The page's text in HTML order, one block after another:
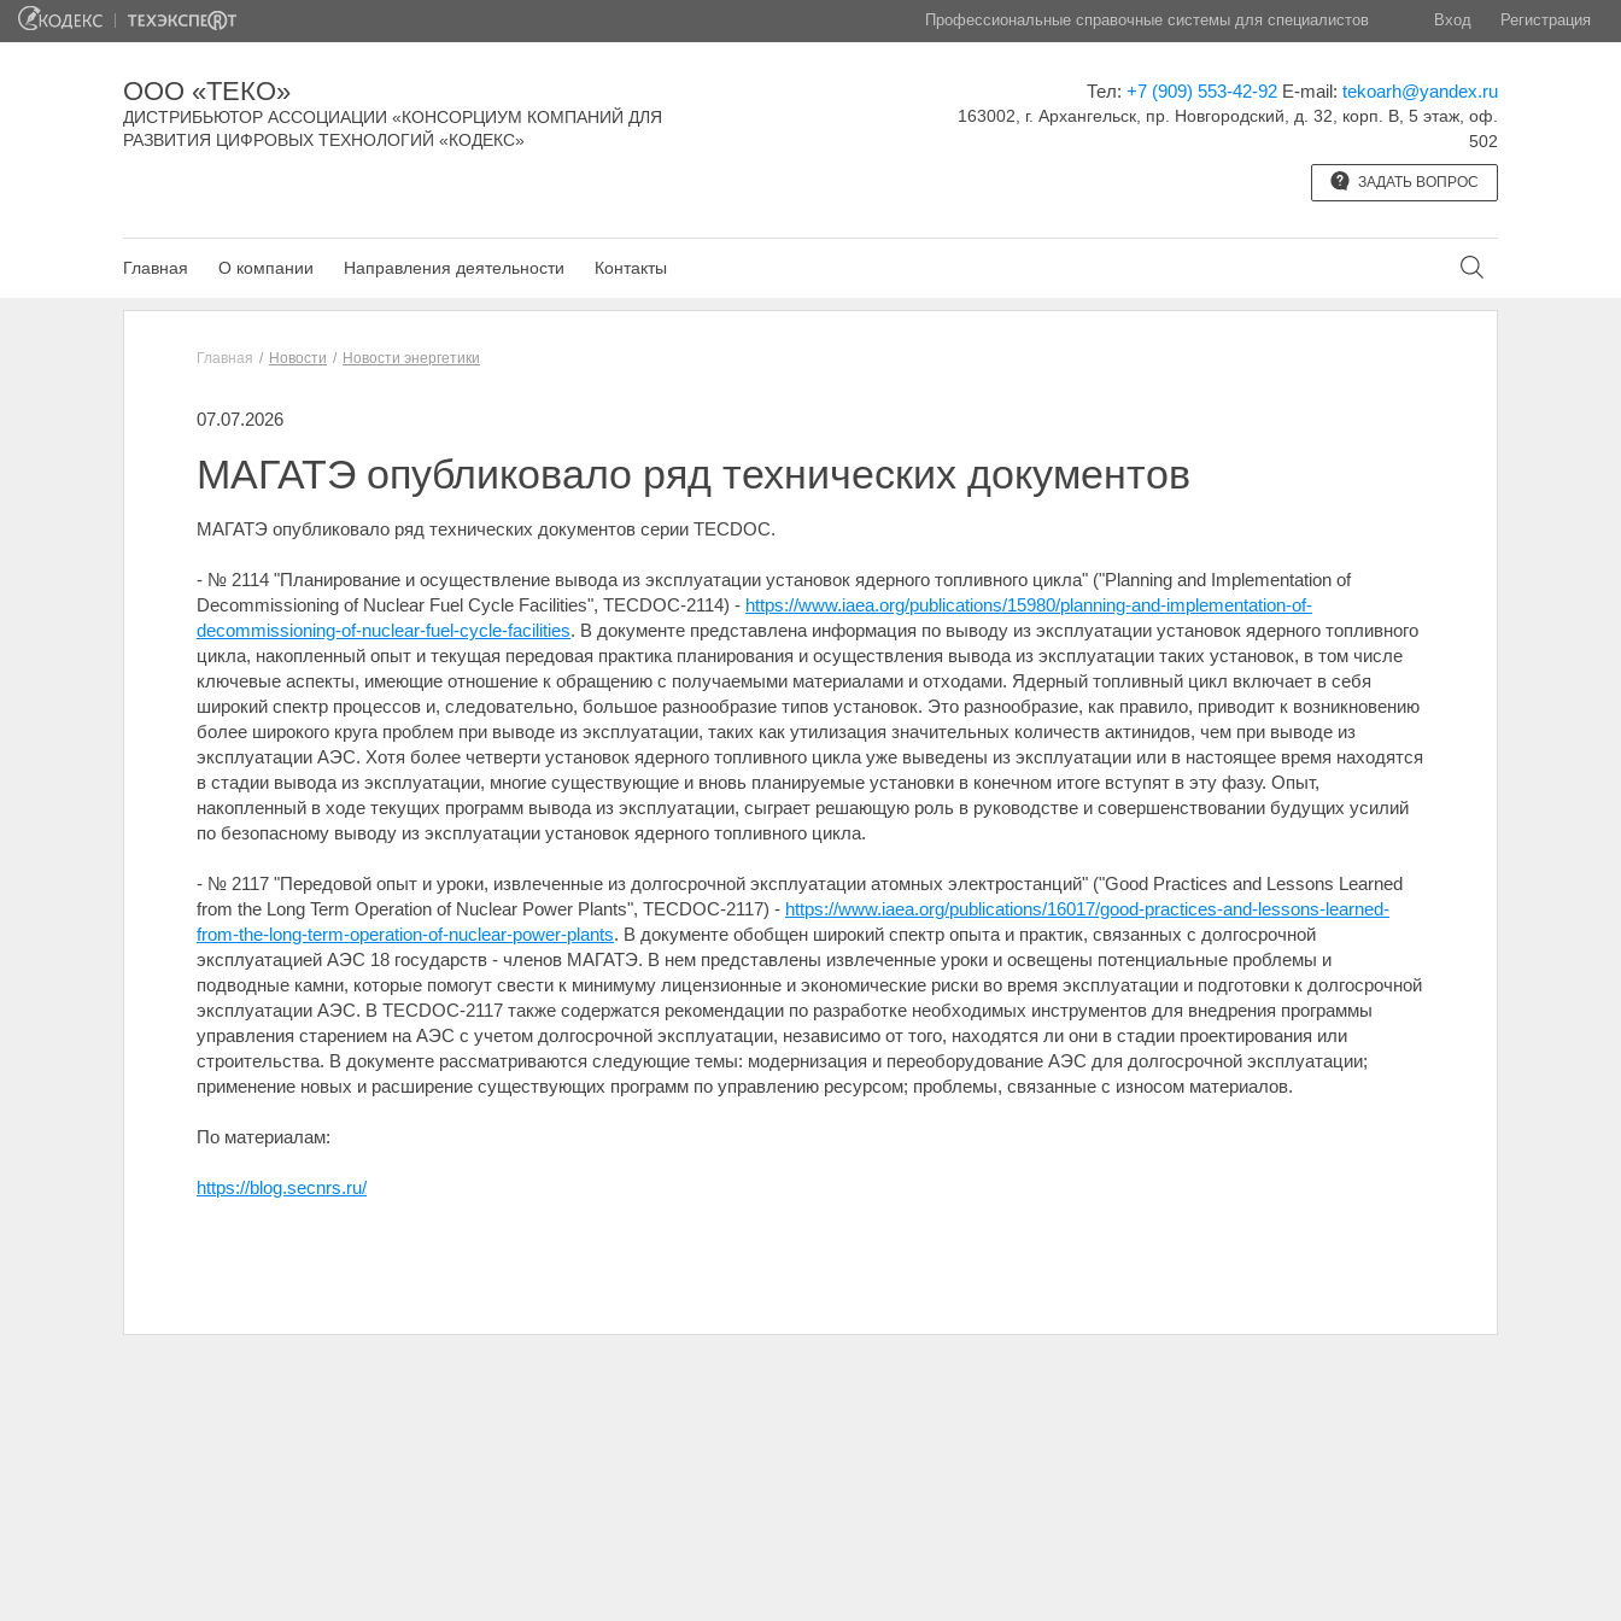
Профессиональные справочные системы для специалистов Вход Регистрация
ООО «ТЕКО»
ДИСТРИБЬЮТОР АССОЦИАЦИИ «КОНСОРЦИУМ КОМПАНИЙ ДЛЯ
РАЗВИТИЯ ЦИФРОВЫХ ТЕХНОЛОГИЙ «КОДЕКС»
Тел: +7 (909) 553-42-92 E-mail: tekoarh@yandex.ru
163002, г. Архангельск, пр. Новгородский, д. 32, корп. B, 5 этаж, оф.
502
ЗАДАТЬ ВОПРОС
Главная О компании Направления деятельности Контакты
Главная Новости Новости энергетики
07.07.2026
МАГАТЭ опубликовало ряд технических документов
МАГАТЭ опубликовало ряд технических документов серии TECDOC.
- № 2114 "Планирование и осуществление вывода из эксплуатации установок ядерного топливного цикла" ("Planning and Implementation of
Decommissioning of Nuclear Fuel Cycle Facilities", TECDOC-2114) - https://www.iaea.org/publications/15980/planning-and-implementation-of-
decommissioning-of-nuclear-fuel-cycle-facilities. В документе представлена информация по выводу из эксплуатации установок ядерного топливного
цикла, накопленный опыт и текущая передовая практика планирования и осуществления вывода из эксплуатации таких установок, в том числе
ключевые аспекты, имеющие отношение к обращению с получаемыми материалами и отходами. Ядерный топливный цикл включает в себя
широкий спектр процессов и, следовательно, большое разнообразие типов установок. Это разнообразие, как правило, приводит к возникновению
более широкого круга проблем при выводе из эксплуатации, таких как утилизация значительных количеств актинидов, чем при выводе из
эксплуатации АЭС. Хотя более четверти установок ядерного топливного цикла уже выведены из эксплуатации или в настоящее время находятся
в стадии вывода из эксплуатации, многие существующие и вновь планируемые установки в конечном итоге вступят в эту фазу. Опыт,
накопленный в ходе текущих программ вывода из эксплуатации, сыграет решающую роль в руководстве и совершенствовании будущих усилий
по безопасному выводу из эксплуатации установок ядерного топливного цикла.
- № 2117 "Передовой опыт и уроки, извлеченные из долгосрочной эксплуатации атомных электростанций" ("Good Practices and Lessons Learned
from the Long Term Operation of Nuclear Power Plants", TECDOC-2117) - https://www.iaea.org/publications/16017/good-practices-and-lessons-learned-
from-the-long-term-operation-of-nuclear-power-plants. В документе обобщен широкий спектр опыта и практик, связанных с долгосрочной
эксплуатацией АЭС 18 государств - членов МАГАТЭ. В нем представлены извлеченные уроки и освещены потенциальные проблемы и
подводные камни, которые помогут свести к минимуму лицензионные и экономические риски во время эксплуатации и подготовки к долгосрочной
эксплуатации АЭС. В TECDOC-2117 также содержатся рекомендации по разработке необходимых инструментов для внедрения программы
управления старением на АЭС с учетом долгосрочной эксплуатации, независимо от того, находятся ли они в стадии проектирования или
строительства. В документе рассматриваются следующие темы: модернизация и переоборудование АЭС для долгосрочной эксплуатации;
применение новых и расширение существующих программ по управлению ресурсом; проблемы, связанные с износом материалов.
По материалам:
https://blog.secnrs.ru/